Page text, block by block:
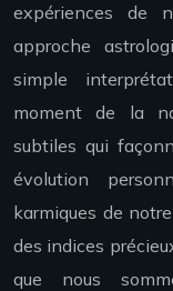
expériences de
approche
simple
moment de la
subtiles qui
évolution
karmiques de
des indices
que nous